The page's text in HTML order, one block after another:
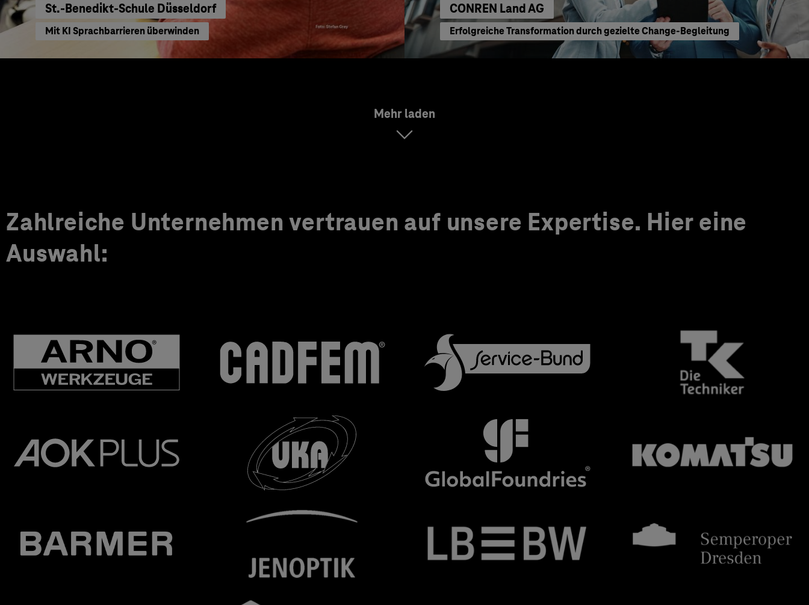
St.-Benedikt-Schule Düsseldorf
Mit KI Sprachbarrieren überwinden
CONREN Land AG
Erfolgreiche Transformation durch gezielte Change-Begleitung
Mehr laden
Zahlreiche Unternehmen vertrauen auf unsere Expertise. Hier eine
Auswahl: